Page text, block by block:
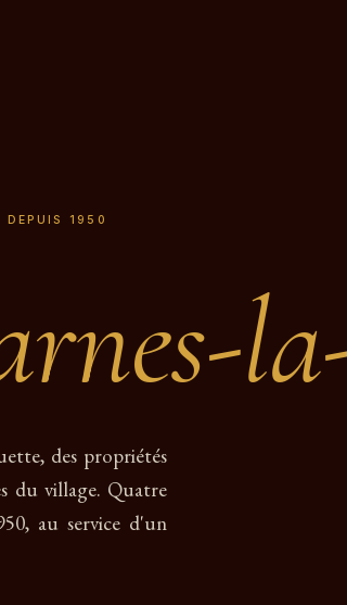
1950
des propriétés
du village. Quatre
au service d'un